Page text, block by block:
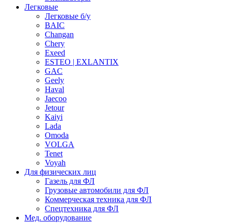
Легковые
Легковые б/у
BAIC
Changan
Chery
Exeed
ESTEO | EXLANTIX
GAC
Geely
Haval
Jaecoo
Jetour
Kaiyi
Lada
Omoda
VOLGA
Tenet
Voyah
Для физических лиц
Газель для ФЛ
Грузовые автомобили для ФЛ
Коммерческая техника для ФЛ
Спецтехника для ФЛ
Мед. оборудование